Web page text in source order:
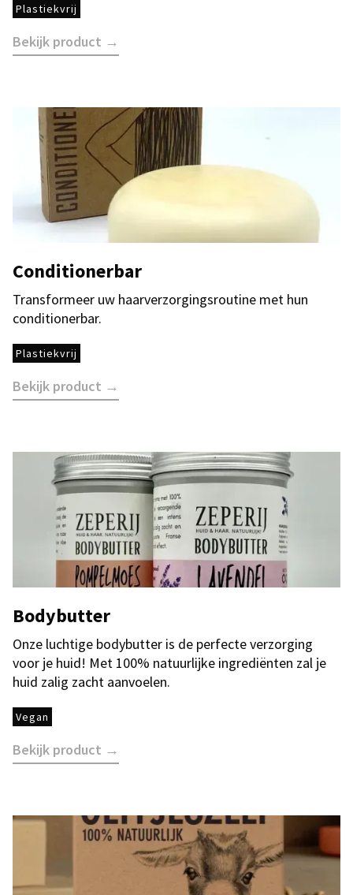
Plastiekvrij
Bekijk product →
Conditionerbar
Transformeer uw haarverzorgingsroutine met hun
conditionerbar.
Plastiekvrij
Bekijk product →
Bodybutter
Onze luchtige bodybutter is de perfecte verzorging
voor je huid! Met 100% natuurlijke ingrediënten zal je
huid zalig zacht aanvoelen.
Vegan
Bekijk product →